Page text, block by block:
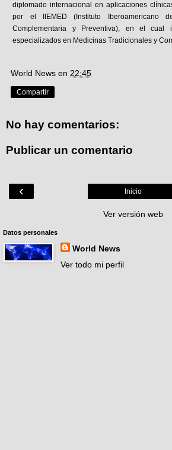
diplomado internacional en aplicaciones
por el IIEMED (Instituto Iberoamericano
Complementaria y Preventiva), en el cual
especializados en Medicinas Tradicionales y
World News en 22:45
Compartir
No hay comentarios:
Publicar un comentario
‹ Inicio
Ver versión web
Datos personales
World News
Ver todo mi perfil